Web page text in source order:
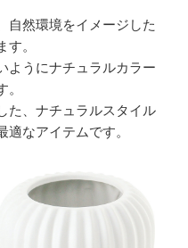
自然環境をイメージした
。
ようにナチュラルカラー
た、ナチュラルスタイル
なアイテムです。